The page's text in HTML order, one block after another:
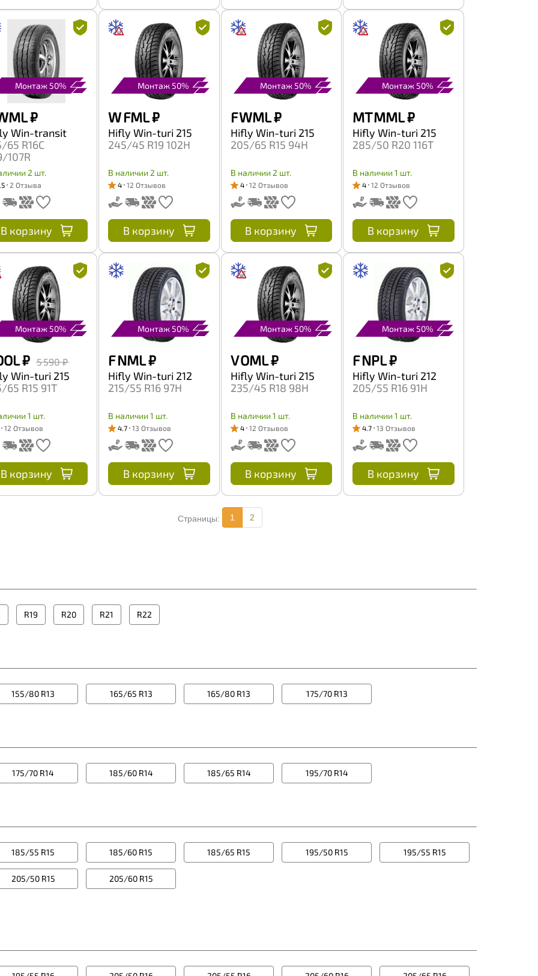
Монтаж 50%
₽
Win-transit
65 R16C
107R
2 шт.
2 Отзыва
В корзину
Монтаж 50%
W FML₽
Hifly Win-turi 215
245/45 R19 102H
В наличии 2 шт.
4 12 Отзывов
В корзину
Монтаж 50%
F WML₽
Hifly Win-turi 215
205/65 R15 94H
В наличии 2 шт.
4 12 Отзывов
В корзину
Монтаж 50%
MT MML₽
Hifly Win-turi 215
285/50 R20 116T
В наличии 1 шт.
4 12 Отзывов
В корзину
Монтаж 50%
₽ 5 590 ₽
Win-turi 215
65 R15 91T
1 шт.
12 Отзывов
В корзину
Монтаж 50%
F NML₽
Hifly Win-turi 212
215/55 R16 97H
В наличии 1 шт.
4.7 13 Отзывов
В корзину
Монтаж 50%
V OML₽
Hifly Win-turi 215
235/45 R18 98H
В наличии 1 шт.
4 12 Отзывов
В корзину
Монтаж 50%
F NPL₽
Hifly Win-turi 212
205/55 R16 91H
В наличии 1 шт.
4.7 13 Отзывов
В корзину
Страницы: 1 2
R19 R20 R21 R22
155/80 R13 165/65 R13 165/80 R13 175/70 R13
175/70 R14 185/60 R14 185/65 R14 195/70 R14
185/55 R15 185/60 R15 185/65 R15 195/50 R15 195/55 R15
205/50 R15 205/60 R15